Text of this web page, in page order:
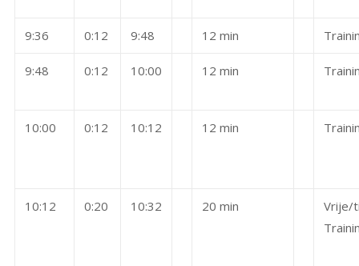
9:36 0:12 9:48 12 min
9:48 0:12 10:00 12 min
10:00 0:12 10:12 12 min
10:12 0:20 10:32 20 min
Vrije/